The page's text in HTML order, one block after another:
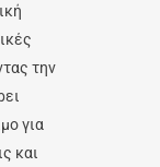
την
για
και